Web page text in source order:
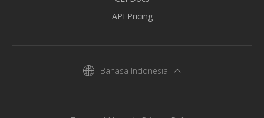
API Pricing
Bahasa Indonesia